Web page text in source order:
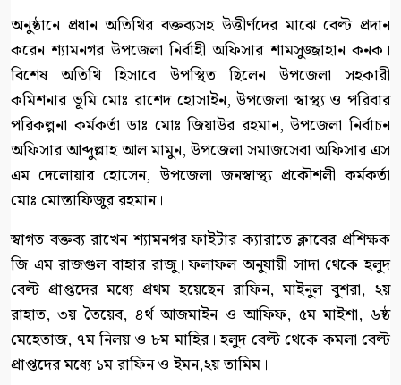
অনুষ্ঠানে প্রধান অতিথির বক্তব্যসহ উত্তীর্ণদের মাঝে বেল্ট প্রদান
করেন শ্যামনগর উপজেলা নির্বাহী অফিসার শামসুজ্জাহান কনক।
বিশেষ অতিথি হিসাবে উপস্থিত ছিলেন উপজেলা সহকারী
কমিশনার ভূমি মোঃ রাশেদ হোসাইন, উপজেলা স্বাস্থ্য ও পরিবার
পরিকল্পনা কর্মকর্তা ডাঃ মোঃ জিয়াউর রহমান, উপজেলা নির্বাচন
অফিসার আব্দুল্লাহ আল মামুন, উপজেলা সমাজসেবা অফিসার এস
এম দেলোয়ার হোসেন, উপজেলা জনস্বাস্থ্য প্রকৌশলী কর্মকর্তা
মোঃ মোস্তাফিজুর রহমান।
স্বাগত বক্তব্য রাখেন শ্যামনগর ফাইটার ক্যারাতে ক্লাবের প্রশিক্ষক
জি এম রাজগুল বাহার রাজু। ফলাফল অনুযায়ী সাদা থেকে হলুদ
বেল্ট প্রাপ্তদের মধ্যে প্রথম হয়েছেন রাফিন, মাইনুল বুশরা, ২য়
রাহাত, ৩য় তৈয়েব, ৪র্থ আজমাইন ও আফিফ, ৫ম মাইশা, ৬ষ্ঠ
মেহেতাজ, ৭ম নিলয় ও ৮ম মাহির। হলুদ বেল্ট থেকে কমলা বেল্ট
প্রাপ্তদের মধ্যে ১ম রাফিন ও ইমন,২য় তামিম।